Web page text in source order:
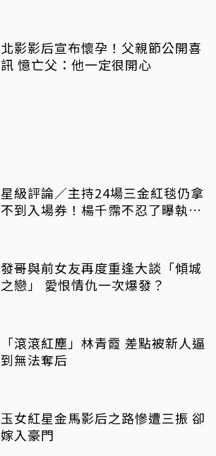
北影影后宣布懷孕！父親節公開喜
訊 憶亡父：他一定很開心
星級評論／主持24場三金紅毯仍拿
不到入場券！楊千霈不忍了曝執委
發哥與前女友再度重逢大談「傾城
之戀」 愛恨情仇一次爆發？
「滾滾紅塵」林青霞 差點被新人逼
到無法奪后
玉女紅星金馬影后之路慘遭三振 卻
嫁入豪門